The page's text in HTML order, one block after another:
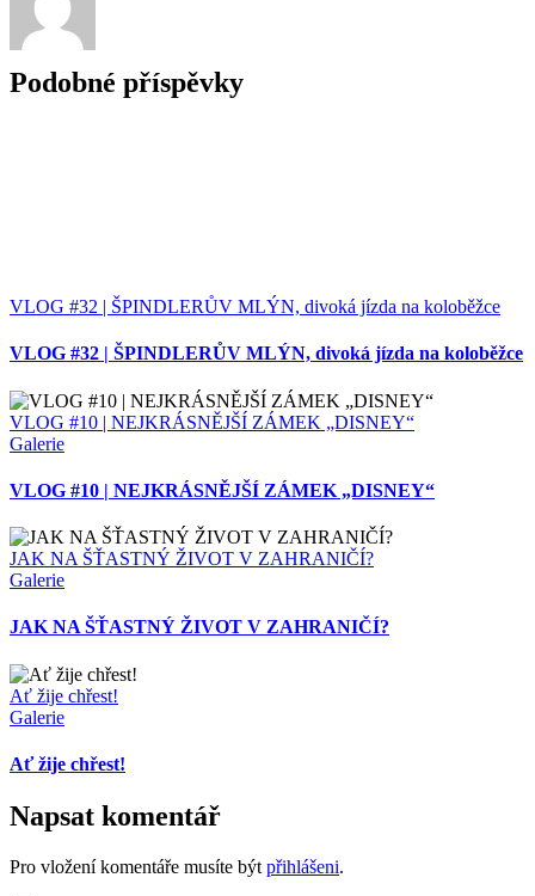
Podobné příspěvky
VLOG #32 | ŠPINDLERŮV MLÝN, divoká jízda na koloběžce
VLOG #32 | ŠPINDLERŮV MLÝN, divoká jízda na koloběžce
VLOG #10 | NEJKRÁSNĚJŠÍ ZÁMEK „DISNEY“
Galerie
VLOG #10 | NEJKRÁSNĚJŠÍ ZÁMEK „DISNEY“
JAK NA ŠŤASTNÝ ŽIVOT V ZAHRANIČÍ?
Galerie
JAK NA ŠŤASTNÝ ŽIVOT V ZAHRANIČÍ?
Ať žije chřest!
Galerie
Ať žije chřest!
Napsat komentář
Pro vložení komentáře musíte být přihlášeni.